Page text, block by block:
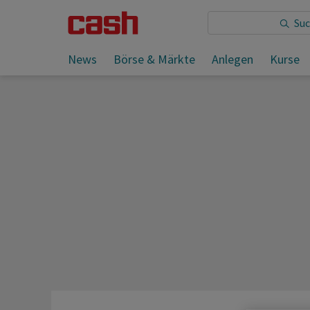
News Börse & Märkte Anlegen Kurse
Sie lesen: